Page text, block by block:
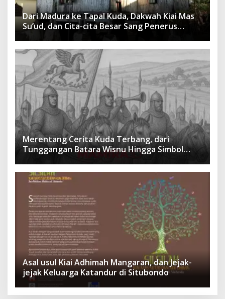
Dari Madura ke Tapal Kuda, Dakwah Kiai Mas
Su’ud, dan Cita-cita Besar Sang Penerus
Menusantara dan Mendunia
Merentang Cerita Kuda Terbang, dari
Tunggangan Batara Wisnu Hingga Simbol
Asal usul Kiai Adhimah Mangaran, dan Jejak-
jejak Keluarga Katandur di Situbondo